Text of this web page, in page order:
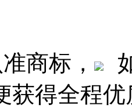
商标，
获得全程